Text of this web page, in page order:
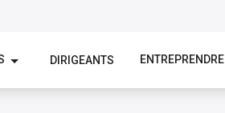
DIRIGEANTS ENTREPRENDRE